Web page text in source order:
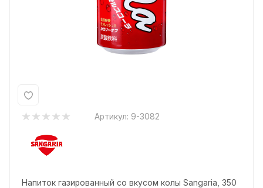
Артикул: 9-3082
Напиток газированный со вкусом колы Sangaria, 350